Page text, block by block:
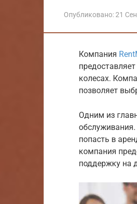
Опубликовано:21
Компания
колесах.
позволяет
Одним из
попасть в
компания
поддержку на